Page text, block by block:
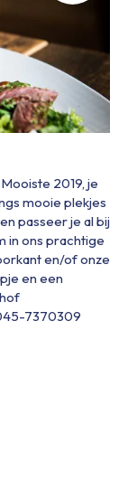
2019, je
mooie plekjes
passeer je al bij
in ons prachtige
en/of onze
en een
7370309